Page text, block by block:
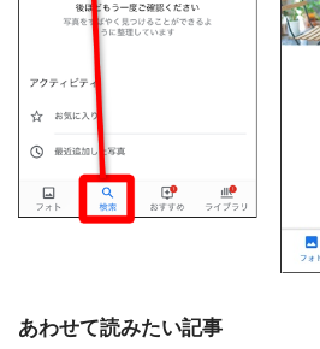
あわせて読みたい記事